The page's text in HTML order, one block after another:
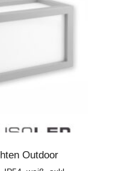
Outdoor